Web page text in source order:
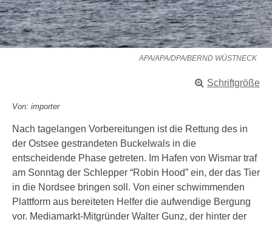
APA/APA/DPA/BERND WÜSTNECK
Schriftgröße
Von: importer
Nach tagelangen Vorbereitungen ist die Rettung des in
der Ostsee gestrandeten Buckelwals in die
entscheidende Phase getreten. Im Hafen von Wismar traf
am Sonntag der Schlepper “Robin Hood” ein, der das Tier
in die Nordsee bringen soll. Von einer schwimmenden
Plattform aus bereiteten Helfer die aufwendige Bergung
vor. Mediamarkt-Mitgründer Walter Gunz, der hinter der